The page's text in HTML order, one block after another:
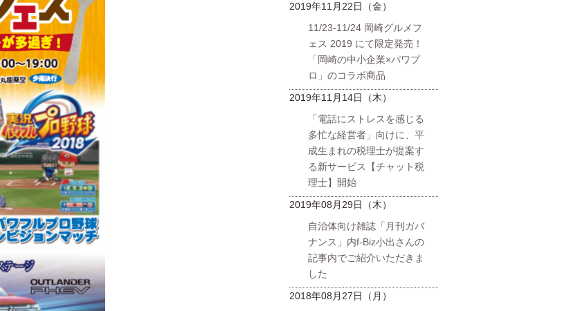
2019年11月22日（金）
11/23-11/24 岡崎グルメフ
ェス 2019 にて限定発売！
「岡崎の中小企業×パワプ
ロ」のコラボ商品
2019年11月14日（木）
「電話にストレスを感じる
多忙な経営者」向けに、平
成生まれの税理士が提案す
る新サービス【チャット税
理士】開始
2019年08月29日（木）
自治体向け雑誌「月刊ガバ
ナンス」内f-Biz小出さんの
記事内でご紹介いただきま
した
2018年08月27日（月）